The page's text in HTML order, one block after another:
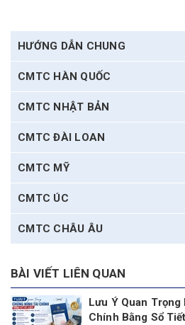
HƯỚNG DẪN CHUNG
CMTC HÀN QUỐC
CMTC NHẬT BẢN
CMTC ĐÀI LOAN
CMTC MỸ
CMTC ÚC
CMTC CHÂU ÂU
BÀI VIẾT LIÊN QUAN
Lưu Ý Quan
Chính Bằng Sổ